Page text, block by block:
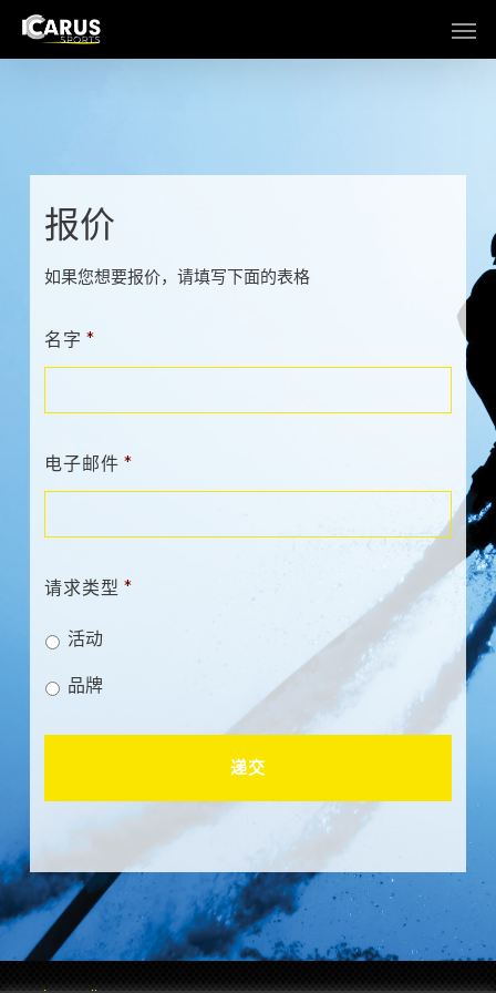
Skip
main
报价
如果您想要报价，请填写下面的表格
名字 *
电子邮件 *
请求类型 *
活动
品牌